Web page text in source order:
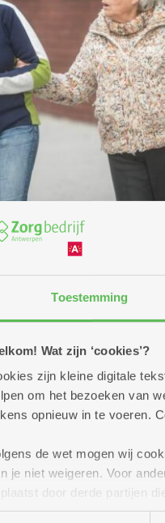
Toestemming
Wat zijn ‘cookies’?
zijn kleine digitale
om het bezoeken van
opnieuw in te voeren.
de wet mogen wij
je niet weigeren. Voor
door derde partijen
gebruik van